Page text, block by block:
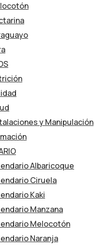
y Manipulación
Albaricoque
Ciruela
Kaki
Manzana
Melocotón
Naranja